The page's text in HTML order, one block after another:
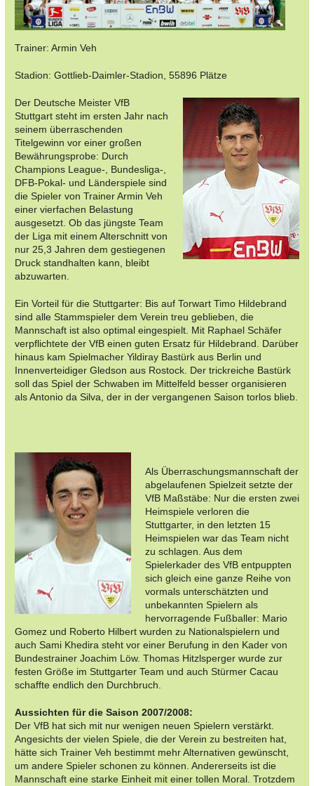
Trainer: Armin Veh
Stadion: Gottlieb-Daimler-Stadion, 55896 Plätze
Der Deutsche Meister VfB
Stuttgart steht im ersten Jahr nach
seinem überraschenden
Titelgewinn vor einer großen
Bewährungsprobe: Durch
Champions League-, Bundesliga-,
DFB-Pokal- und Länderspiele sind
die Spieler von Trainer Armin Veh
einer vierfachen Belastung
ausgesetzt. Ob das jüngste Team
der Liga mit einem Alterschnitt von
nur 25,3 Jahren dem gestiegenen
Druck standhalten kann, bleibt
abzuwarten.
Ein Vorteil für die Stuttgarter: Bis auf Torwart Timo Hildebrand
sind alle Stammspieler dem Verein treu geblieben, die
Mannschaft ist also optimal eingespielt. Mit Raphael Schäfer
verpflichtete der VfB einen guten Ersatz für Hildebrand. Darüber
hinaus kam Spielmacher Yildiray Bastürk aus Berlin und
Innenverteidiger Gledson aus Rostock. Der trickreiche Bastürk
soll das Spiel der Schwaben im Mittelfeld besser organisieren
als Antonio da Silva, der in der vergangenen Saison torlos blieb.
Als Überraschungsmannschaft der
abgelaufenen Spielzeit setzte der
VfB Maßstäbe: Nur die ersten zwei
Heimspiele verloren die
Stuttgarter, in den letzten 15
Heimspielen war das Team nicht
zu schlagen. Aus dem
Spielerkader des VfB entpuppten
sich gleich eine ganze Reihe von
vormals unterschätzten und
unbekannten Spielern als
hervorragende Fußballer: Mario
Gomez und Roberto Hilbert wurden zu Nationalspielern und
auch Sami Khedira steht vor einer Berufung in den Kader von
Bundestrainer Joachim Löw. Thomas Hitzlsperger wurde zur
festen Größe im Stuttgarter Team und auch Stürmer Cacau
schaffte endlich den Durchbruch.
Aussichten für die Saison 2007/2008:
Der VfB hat sich mit nur wenigen neuen Spielern verstärkt.
Angesichts der vielen Spiele, die der Verein zu bestreiten hat,
hätte sich Trainer Veh bestimmt mehr Alternativen gewünscht,
um andere Spieler schonen zu können. Andererseits ist die
Mannschaft eine starke Einheit mit einer tollen Moral. Trotzdem